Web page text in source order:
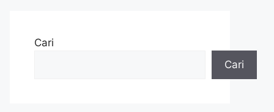
Cari
Cari